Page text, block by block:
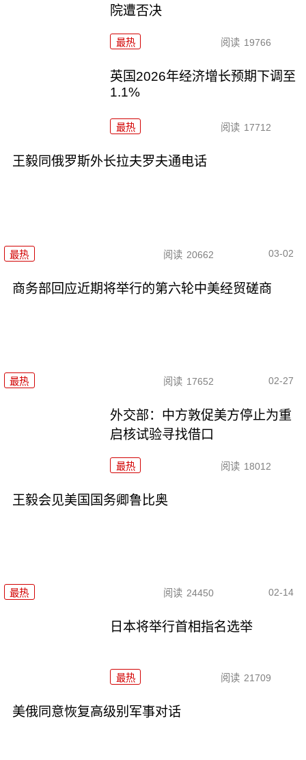
院遭否决
最热 阅读 19766
英国2026年经济增长预期下调至
1.1%
最热 阅读 17712
王毅同俄罗斯外长拉夫罗夫通电话
最热 阅读 20662 03-02
商务部回应近期将举行的第六轮中美经贸磋商
最热 阅读 17652 02-27
外交部：中方敦促美方停止为重
启核试验寻找借口
最热 阅读 18012
王毅会见美国国务卿鲁比奥
最热 阅读 24450 02-14
日本将举行首相指名选举
最热 阅读 21709
美俄同意恢复高级别军事对话